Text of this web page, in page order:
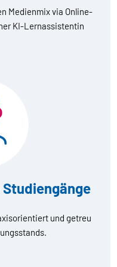
Medienmix via Online-
KI-Lernassistentin
und getreu